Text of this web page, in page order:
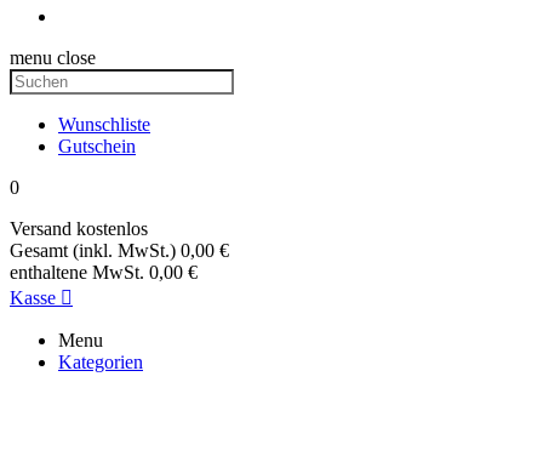
menu close
Wunschliste
Gutschein
0
Versand kostenlos
Gesamt (inkl. MwSt.) 0,00 €
enthaltene MwSt. 0,00 €
Kasse 
Menu
Kategorien